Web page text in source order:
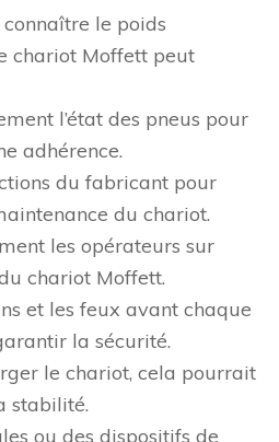
le poids
chariot Moffett peut
l’état des pneus pour
adhérence.
du fabricant pour
du chariot.
les opérateurs sur
chariot Moffett.
et les feux avant chaque
la sécurité.
le chariot, cela pourrait
stabilité.
ou des dispositifs de